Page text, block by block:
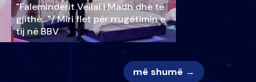
"Faleminderit Vëllai i Madh dhe të
gjithë…"/ Miri flet për rrugëtimin e
tij në BBV
më shumë →